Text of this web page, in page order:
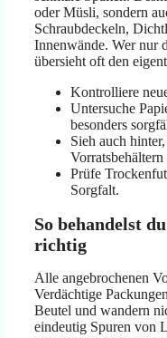
oder Müsli, sondern
Schraubdeckeln,
Innenwände. Wer nur
übersieht oft den
Kontrolliere
Untersuche
besonders
Sieh auch
Vorratsbehältern
Prüfe
Sorgfalt.
So behandelst
richtig
Alle angebrochenen
Verdächtige
Beutel und wandern
eindeutig Spuren von